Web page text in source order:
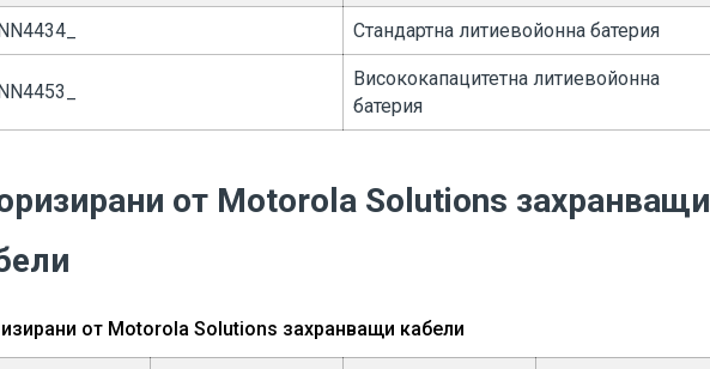
Стандартна литиевойонна батерия
Висококапацитетна литиевойонна
батерия
от Motorola Solutions захранващи
от Motorola Solutions захранващи кабели